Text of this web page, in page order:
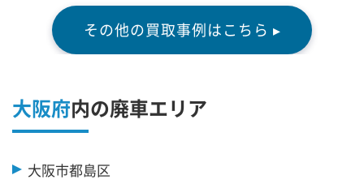
その他の買取事例はこちら ▸
大阪府内の廃車エリア
大阪市都島区